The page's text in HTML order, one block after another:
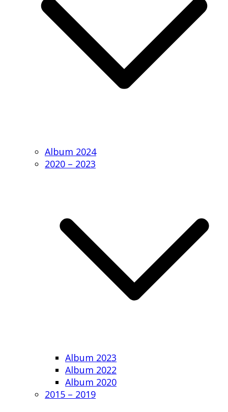
Album 2024
2020 – 2023
Album 2023
Album 2022
Album 2020
2015 – 2019